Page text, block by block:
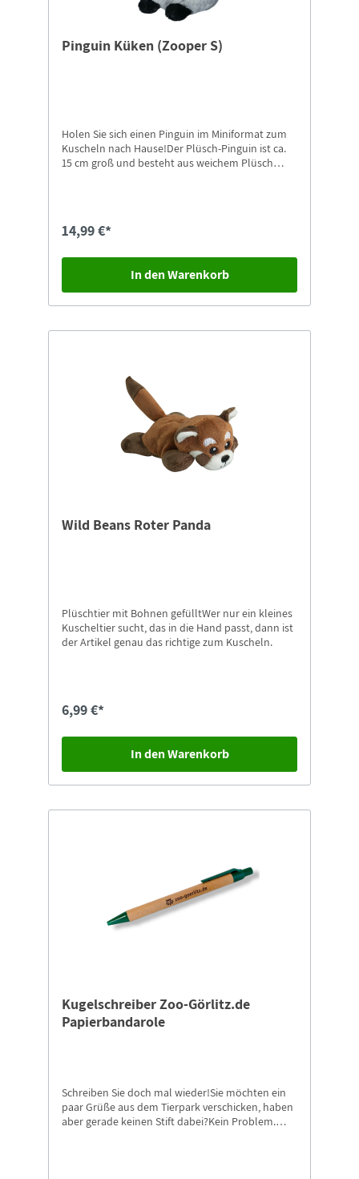
Pinguin Küken (Zooper S)
Holen Sie sich einen Pinguin im Miniformat zum
Kuscheln nach Hause!Der Plüsch-Pinguin ist ca.
15 cm groß und besteht aus weichem Plüsch
14,99 €*
In den Warenkorb
Wild Beans Roter Panda
Plüschtier mit Bohnen gefülltWer nur ein kleines
Kuscheltier sucht, das in die Hand passt, dann ist
der Artikel genau das richtige zum Kuscheln.
6,99 €*
In den Warenkorb
Kugelschreiber Zoo-Görlitz.de
Papierbandarole
Schreiben Sie doch mal wieder!Sie möchten ein
paar Grüße aus dem Tierpark verschicken, haben
aber gerade keinen Stift dabei?Kein Problem.